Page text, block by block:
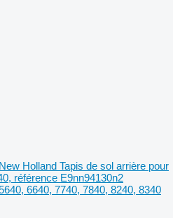
New Holland Tapis de sol arrière pour
référence E9nn94130n2
6640, 7740, 7840, 8240, 8340